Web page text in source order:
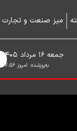
میز صنعت و تجارت
به‌روزشده: امروز ۱۷:۵۶
جمعه ۱۶ مرداد ۱۴۰۵